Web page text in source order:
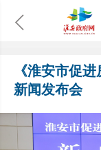
《淮安市促
新闻发布会